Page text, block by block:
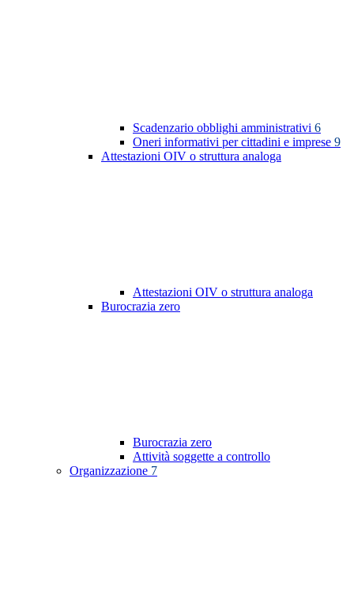
Scadenzario obblighi amministrativi 6
Oneri informativi per cittadini e imprese 9
Attestazioni OIV o struttura analoga
Attestazioni OIV o struttura analoga
Burocrazia zero
Burocrazia zero
Attività soggette a controllo
Organizzazione 7